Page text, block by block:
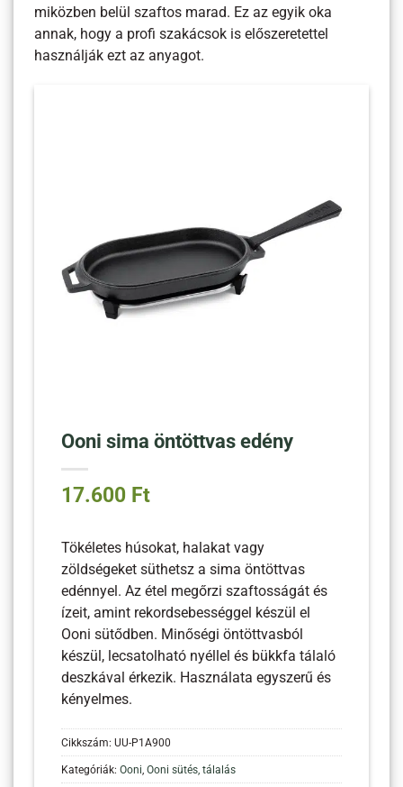
miközben belül szaftos marad. Ez az egyik oka
annak, hogy a profi szakácsok is előszeretettel
használják ezt az anyagot.
Ooni sima öntöttvas edény
17.600 Ft
Tökéletes húsokat, halakat vagy
zöldségeket süthetsz a sima öntöttvas
edénnyel. Az étel megőrzi szaftosságát és
ízeit, amint rekordsebességgel készül el
Ooni sütődben. Minőségi öntöttvasból
készül, lecsatolható nyéllel és bükkfa tálaló
deszkával érkezik. Használata egyszerű és
kényelmes.
Cikkszám:UU-P1A900
Kategóriák:Ooni ,Ooni sütés, tálalás